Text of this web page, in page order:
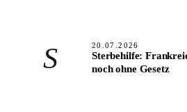
S 20.07.2026
Sterbehilfe:
noch ohne Gesetz